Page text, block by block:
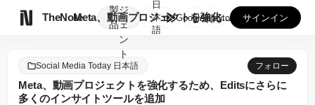
TheNote
製
品
ジ
ェ
ン
ト
Meta、動画プロジェクトを強化するため、Editsにさらに...
日
本
語
GooglePlay
AppStore サインイン
Social Media Today 日本語 フォロー
Meta、動画プロジェクトを強化するため、Editsにさらに
多くのインサイトツールを追加